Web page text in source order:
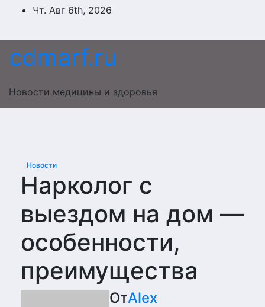
ПерейтиЧт. Авг 6th, 2026
cdmarf.ru
Новости медицины и здоровья
Новости
Нарколог с
выездом на дом —
особенности,
преимущества
ОтAlex